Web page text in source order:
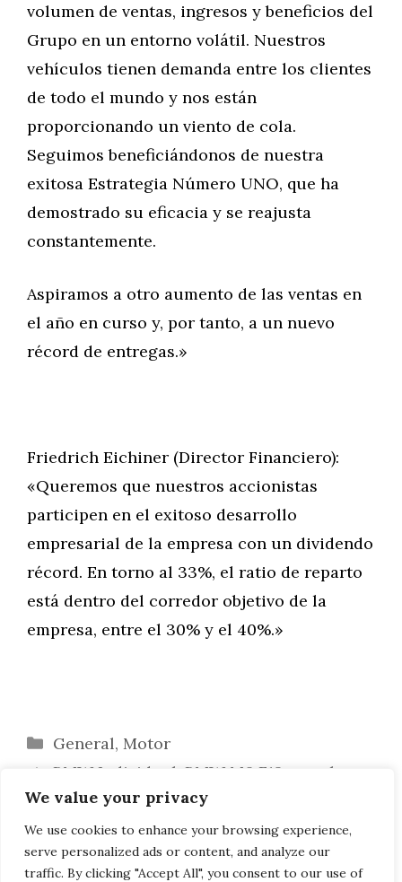
We value your privacy
We use cookies to enhance your browsing experience,
serve personalized ads or content, and analyze our
traffic. By clicking "Accept All", you consent to our use of
volumen de ventas, ingresos y beneficios del
Grupo en un entorno volátil. Nuestros
vehículos tienen demanda entre los clientes
de todo el mundo y nos están
proporcionando un viento de cola.
Seguimos beneficiándonos de nuestra
exitosa Estrategia Número UNO, que ha
demostrado su eficacia y se reajusta
constantemente.
Aspiramos a otro aumento de las ventas en
el año en curso y, por tanto, a un nuevo
récord de entregas.»
Friedrich Eichiner (Director Financiero):
«Queremos que nuestros accionistas
participen en el exitoso desarrollo
empresarial de la empresa con un dividendo
récord. En torno al 33%, el ratio de reparto
está dentro del corredor objetivo de la
empresa, entre el 30% y el 40%.»
Categorías
General, Motor
BMW Individual: BMW M6 F12 en color
GTS Naranja Fuego
AC Schnitzer ACZ4 5.0d: BMW Z4 E89 con
Triturbo Diesel